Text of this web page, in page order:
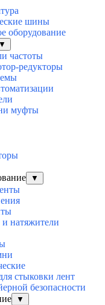
шины
оборудование
▼
частоты
редукторы
муфты
▼
натяжители
стыковки лент
безопасности
▼